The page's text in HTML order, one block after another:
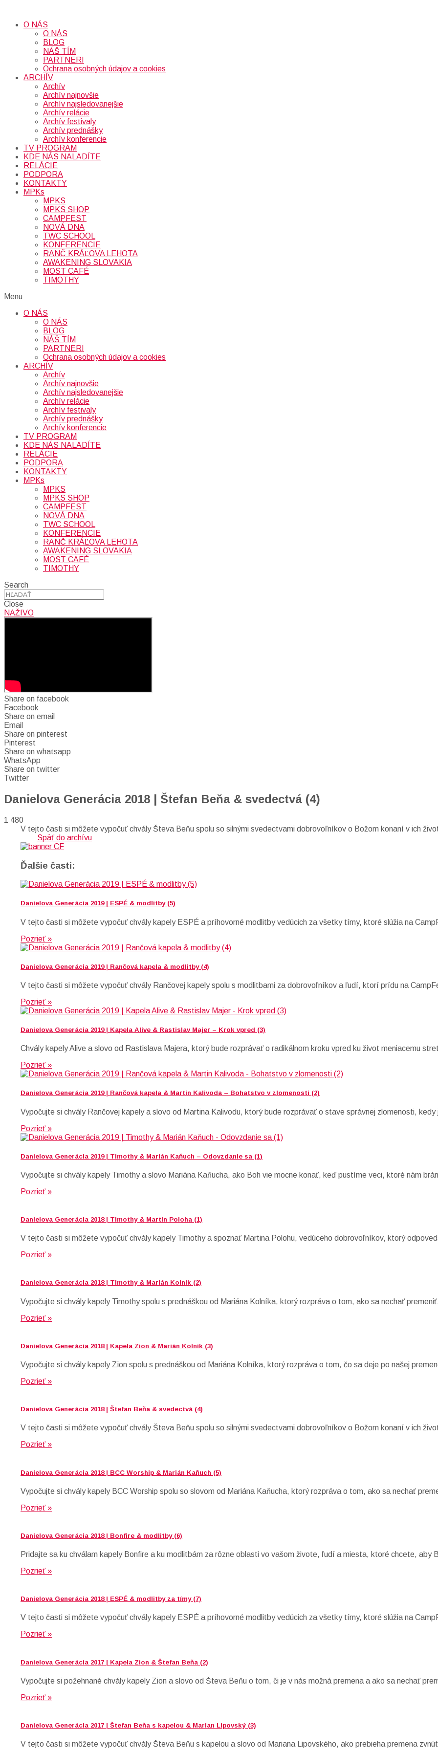
O NÁS
O NÁS
BLOG
NÁŠ TÍM
PARTNERI
Ochrana osobných údajov a cookies
ARCHÍV
Archív
Archív najnovšie
Archív najsledovanejšie
Archív relácie
Archív festivaly
Archív prednášky
Archív konferencie
TV PROGRAM
KDE NÁS NALADÍTE
RELÁCIE
PODPORA
KONTAKTY
MPKs
MPKS
MPKS SHOP
CAMPFEST
NOVÁ DNA
TWC SCHOOL
KONFERENCIE
RANČ KRÁĽOVA LEHOTA
AWAKENING SLOVAKIA
MOST CAFÉ
TIMOTHY
Menu
O NÁS
O NÁS
BLOG
NÁŠ TÍM
PARTNERI
Ochrana osobných údajov a cookies
ARCHÍV
Archív
Archív najnovšie
Archív najsledovanejšie
Archív relácie
Archív festivaly
Archív prednášky
Archív konferencie
TV PROGRAM
KDE NÁS NALADÍTE
RELÁCIE
PODPORA
KONTAKTY
MPKs
MPKS
MPKS SHOP
CAMPFEST
NOVÁ DNA
TWC SCHOOL
KONFERENCIE
RANČ KRÁĽOVA LEHOTA
AWAKENING SLOVAKIA
MOST CAFÉ
TIMOTHY
Search
Close
NAŽIVO
Share on facebook
Facebook
Share on email
Email
Share on pinterest
Pinterest
Share on whatsapp
WhatsApp
Share on twitter
Twitter
Danielova Generácia 2018 | Štefan Beňa & svedectvá (4)
1 480
V tejto časti si môžete vypočuť chvály Števa Beňu spolu so silnými svedectvami dobrovoľníkov o Božom konaní v ich
Späť do archívu
Ďalšie časti:
Danielova Generácia 2019 | ESPÉ & modlitby (5)
V tejto časti si môžete vypočuť chvály kapely ESPÉ a príhovorné modlitby vedúcich za všetky tímy, ktoré slúžia na
Pozrieť »
Danielova Generácia 2019 | Rančová kapela & modlitby (4)
V tejto časti si môžete vypočuť chvály Rančovej kapely spolu s modlitbami za dobrovoľníkov a ľudí, ktorí prídu na
Pozrieť »
Danielova Generácia 2019 | Kapela Alive & Rastislav Majer – Krok vpred (3)
Chvály kapely Alive a slovo od Rastislava Majera, ktorý bude rozprávať o radikálnom kroku vpred ku život meniacemu
Pozrieť »
Danielova Generácia 2019 | Rančová kapela & Martin Kalivoda – Bohatstvo v zlomenosti (2)
Vypočujte si chvály Rančovej kapely a slovo od Martina Kalivodu, ktorý bude rozprávať o stave správnej zlomenosti,
Pozrieť »
Danielova Generácia 2019 | Timothy & Marián Kaňuch – Odovzdanie sa (1)
Vypočujte si chvály kapely Timothy a slovo Mariána Kaňucha, ako Boh vie mocne konať, keď pustíme veci, ktoré nám
Pozrieť »
Danielova Generácia 2018 | Timothy & Martin Poloha (1)
V tejto časti si môžete vypočuť chvály kapely Timothy a spoznať Martina Polohu, vedúceho dobrovoľníkov, ktorý
Pozrieť »
Danielova Generácia 2018 | Timothy & Marián Kolník (2)
Vypočujte si chvály kapely Timothy spolu s prednáškou od Mariána Kolníka, ktorý rozpráva o tom, ako sa nechať
Pozrieť »
Danielova Generácia 2018 | Kapela Zion & Marián Kolník (3)
Vypočujte si chvály kapely Zion spolu s prednáškou od Mariána Kolníka, ktorý rozpráva o tom, čo sa deje po našej
Pozrieť »
Danielova Generácia 2018 | Štefan Beňa & svedectvá (4)
V tejto časti si môžete vypočuť chvály Števa Beňu spolu so silnými svedectvami dobrovoľníkov o Božom konaní v ich
Pozrieť »
Danielova Generácia 2018 | BCC Worship & Marián Kaňuch (5)
Vypočujte si chvály kapely BCC Worship spolu so slovom od Mariána Kaňucha, ktorý rozpráva o tom, ako sa nechať
Pozrieť »
Danielova Generácia 2018 | Bonfire & modlitby (6)
Pridajte sa ku chválam kapely Bonfire a ku modlitbám za rôzne oblasti vo vašom živote, ľudí a miesta, ktoré chcete, aby
Pozrieť »
Danielova Generácia 2018 | ESPÉ & modlitby za tímy (7)
V tejto časti si môžete vypočuť chvály kapely ESPÉ a príhovorné modlitby vedúcich za všetky tímy, ktoré slúžia na
Pozrieť »
Danielova Generácia 2017 | Kapela Zion & Štefan Beňa (2)
Vypočujte si požehnané chvály kapely Zion a slovo od Števa Beňu o tom, či je v nás možná premena a ako sa nechať
Pozrieť »
Danielova Generácia 2017 | Štefan Beňa s kapelou & Marian Lipovský (3)
V tejto časti si môžete vypočuť chvály Števa Beňu s kapelou a slovo od Mariana Lipovského, ako prebieha premena